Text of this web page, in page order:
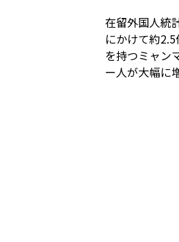
在留外国人統
にかけて約
を持つミャン
ー人が大幅に